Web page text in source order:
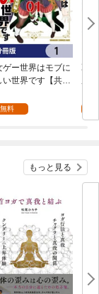
ゲー世界はモブに
い世界です【共和
】【分冊版】 1
無料
乙
もっと見る